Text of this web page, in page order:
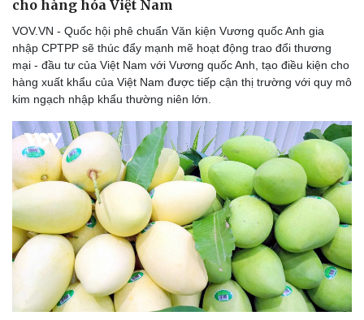
cho hàng hóa Việt Nam
VOV.VN - Quốc hội phê chuẩn Văn kiện Vương quốc Anh gia
nhập CPTPP sẽ thúc đẩy mạnh mẽ hoạt động trao đổi thương
mại - đầu tư của Việt Nam với Vương quốc Anh, tạo điều kiện cho
hàng xuất khẩu của Việt Nam được tiếp cận thị trường với quy mô
kim ngạch nhập khẩu thường niên lớn.